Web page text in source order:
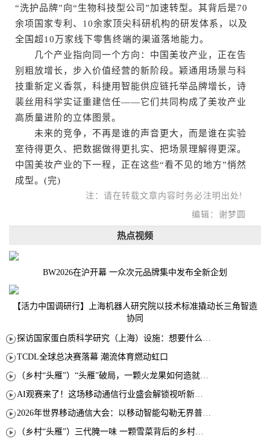
“洗护品牌”向“生物科技型公司”加速转型。其背后是70
余项国家专利、10余家顶尖科研机构的研发体系，以及
全国超10万家线下零售终端的渠道落地能力。
几个产业指向同一个方向：中国美妆产业，正在告
别粗放增长，步入价值经营的新阶段。颖通用场景与科
技重新定义香氛，科捷用智能供应链托举品牌增长，诗
裴丝用科学实证重建信任——它们共同构成了美妆产业
高质量进阶的立体图景。
未来的竞争，不再是谁的声音更大，而是谁在实验
室待得更久、把数据做得更扎实、把场景理解得更深。
中国美妆产业的下一程，正在这些“看不见的地方”悄然
成型。(完)
注：请在转载文章内容时务必注明出处!
编辑：谢梦圆
热点视频
BW2026在沪开幕 一众次元品牌集中发布全新企划
【活力中国调研行】上海机器人研究院以技术标准撬动长三角智造
协同
探访国家蛋白质科学研究（上海）设施：想要什么蛋白 AI直接设计合成
TCDL全球总决赛落幕 潮流体育燃动虹口
（乡村“头雁”）“头雁”破局，一颗火龙果如何造就沪上乡村特色产业化路径
AI观赛来了！这场移动通信行业盛会解锁视听新玩法
2026年世界移动通信大会：以移动智能勾勒无界普惠新愿景
（乡村“头雁”）三代腌一味 一颗雪菜背后的乡村致富经